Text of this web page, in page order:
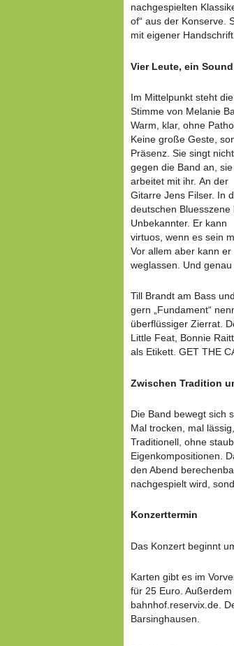
nachgespielten
of“ aus der Konserve.
mit eigener Handschrift.
Vier Leute, ein Sound
Im Mittelpunkt steht die
Stimme von Melanie
Warm, klar, ohne
Keine große Geste,
Präsenz. Sie singt nicht
gegen die Band an, sie
arbeitet mit ihr. An der
Gitarre Jens Filser. In
deutschen Bluesszene
Unbekannter. Er kann
virtuos, wenn es sein
Vor allem aber kann er
weglassen. Und
Till Brandt am Bass
gern „Fundament“
überflüssiger Zierrat.
Little Feat, Bonnie
als Etikett. GET THE
Zwischen Tradition
Die Band bewegt sich
Mal trocken, mal
Traditionell, ohne
Eigenkompositionen.
den Abend
nachgespielt wird,
Konzerttermin
Das Konzert beginnt
Karten gibt es im
für 25 Euro.
bahnhof.reservix.de.
Barsinghausen.